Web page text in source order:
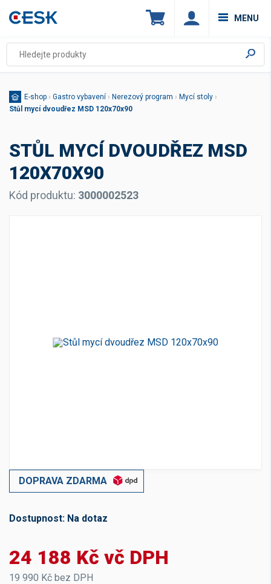
MENU
E-shop › Gastro vybavení › Nerezový program › Mycí stoly ›
Stůl mycí dvoudřez MSD 120x70x90
STŮL MYCÍ DVOUDŘEZ MSD
120X70X90
Kód produktu: 3000002523
DOPRAVA ZDARMA
Dostupnost: Na dotaz
24 188 Kč vč DPH
19 990 Kč bez DPH